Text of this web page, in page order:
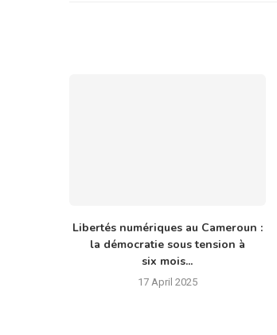
Libertés numériques au Cameroun :
la démocratie sous tension à
six mois...
17 April 2025